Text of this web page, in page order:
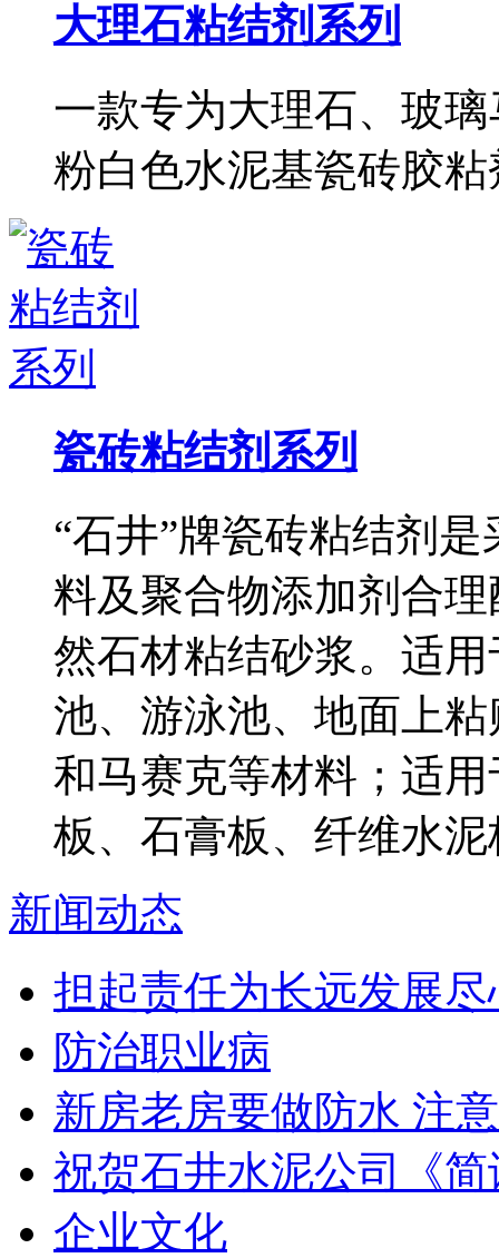
大理石粘结剂系列
一款专为大理石、玻
粉白色水泥基瓷砖胶
瓷砖粘结剂系列
“石井”牌瓷砖粘结剂
料及聚合物添加剂合
然石材粘结砂浆。适
池、游泳池、地面上
和马赛克等材料；适
板、石膏板、纤维水
新闻动态
担起责任为长远发展
防治职业病
新房老房要做防水 注
祝贺石井水泥公司《
企业文化